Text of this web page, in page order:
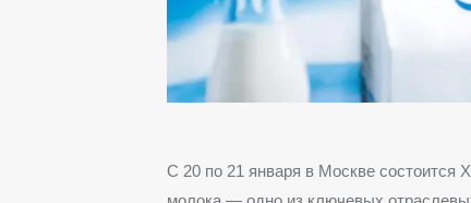
С 20 по 21 января в Москве состоится